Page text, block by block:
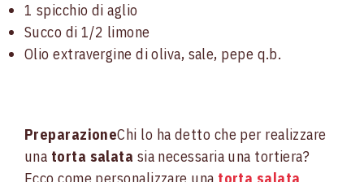
1 spicchio di aglio
Succo di 1/2 limone
Olio extravergine di oliva, sale, pepe q.b.
PreparazioneChi lo ha detto che per realizzare
una torta salata sia necessaria una tortiera?
Ecco come personalizzare una torta salata